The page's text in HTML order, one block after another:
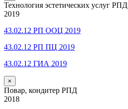
Технология эстетических услуг РПД
2019
43.02.12 РП ООЦ 2019
43.02.12 РП ПЦ 2019
43.02.12 ГИА 2019
×
Повар, кондитер РПД
2018